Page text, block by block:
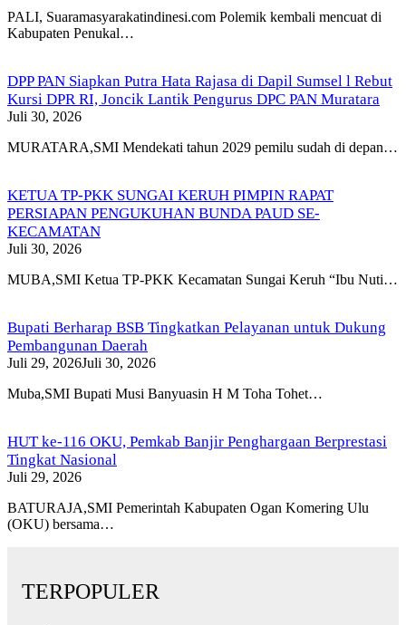
PALI, Suaramasyarakatindinesi.com Polemik kembali mencuat di
Kabupaten Penukal…
DPP PAN Siapkan Putra Hata Rajasa di Dapil Sumsel l Rebut
Kursi DPR RI, Joncik Lantik Pengurus DPC PAN Muratara
Juli 30, 2026
MURATARA,SMI Mendekati tahun 2029 pemilu sudah di depan…
KETUA TP-PKK SUNGAI KERUH PIMPIN RAPAT
PERSIAPAN PENGUKUHAN BUNDA PAUD SE-
KECAMATAN
Juli 30, 2026
MUBA,SMI Ketua TP-PKK Kecamatan Sungai Keruh “Ibu Nuti…
Bupati Berharap BSB Tingkatkan Pelayanan untuk Dukung
Pembangunan Daerah
Juli 29, 2026Juli 30, 2026
Muba,SMI Bupati Musi Banyuasin H M Toha Tohet…
HUT ke-116 OKU, Pemkab Banjir Penghargaan Berprestasi
Tingkat Nasional
Juli 29, 2026
BATURAJA,SMI Pemerintah Kabupaten Ogan Komering Ulu
(OKU) bersama…
TERPOPULER